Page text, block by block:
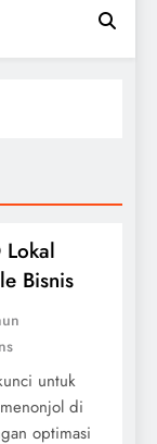
Lokal
Bisnis
untuk
di
optimasi